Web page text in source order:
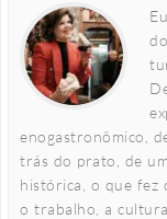
enogastronômico,
trás do prato, de
histórica, o que fez
o trabalho, a